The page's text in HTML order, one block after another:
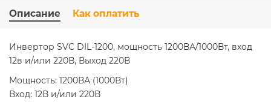
Описание Как оплатить
Инвертор SVC DIL-1200, мощность 1200ВА/1000Вт, вход
12в и/или 220В, Выход 220В
Мощность: 1200ВА (1000Вт)
Вход: 12В и/или 220В